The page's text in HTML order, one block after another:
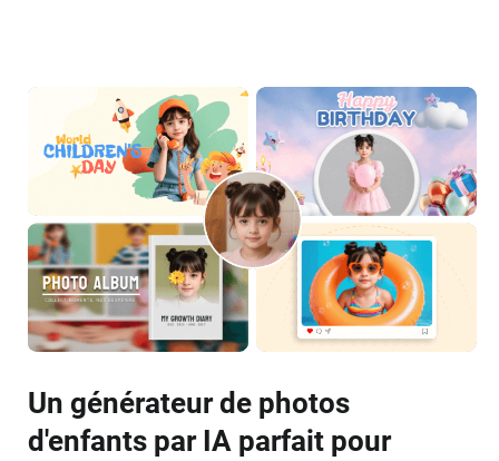
Un générateur de photos
d'enfants par IA parfait pour